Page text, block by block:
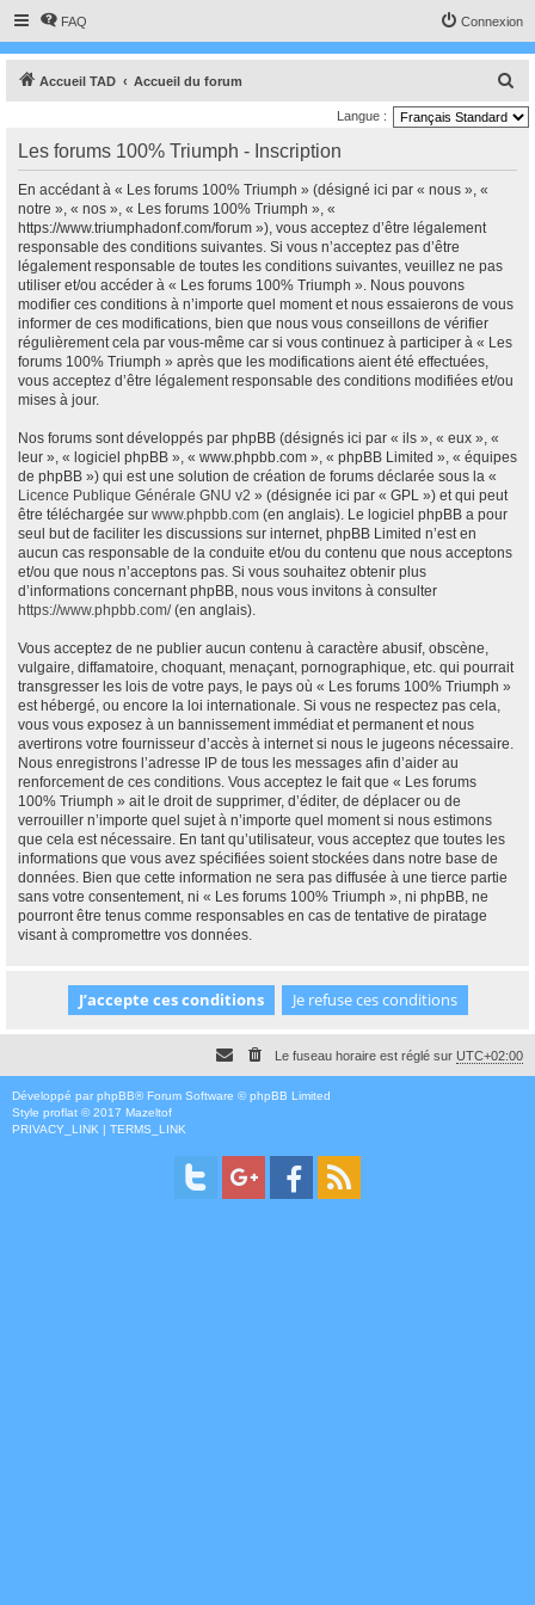
FAQ Connexion
Accueil TAD Accueil du forum
e
Langue :
Les forums 100% Triumph - Inscription
En accédant à « Les forums 100% Triumph » (désigné ici par « nous », «
notre », « nos », « Les forums 100% Triumph », «
https://www.triumphadonf.com/forum »), vous acceptez d’être légalement
responsable des conditions suivantes. Si vous n’acceptez pas d’être
légalement responsable de toutes les conditions suivantes, veuillez ne pas
utiliser et/ou accéder à « Les forums 100% Triumph ». Nous pouvons
modifier ces conditions à n’importe quel moment et nous essaierons de vous
informer de ces modifications, bien que nous vous conseillons de vérifier
régulièrement cela par vous-même car si vous continuez à participer à « Les
forums 100% Triumph » après que les modifications aient été effectuées,
vous acceptez d’être légalement responsable des conditions modifiées et/ou
mises à jour.
Nos forums sont développés par phpBB (désignés ici par « ils », « eux », «
leur », « logiciel phpBB », « www.phpbb.com », « phpBB Limited », « équipes
de phpBB ») qui est une solution de création de forums déclarée sous la «
Licence Publique Générale GNU v2 » (désignée ici par « GPL ») et qui peut
être téléchargée sur www.phpbb.com (en anglais). Le logiciel phpBB a pour
seul but de faciliter les discussions sur internet, phpBB Limited n’est en
aucun cas responsable de la conduite et/ou du contenu que nous acceptons
et/ou que nous n’acceptons pas. Si vous souhaitez obtenir plus
d’informations concernant phpBB, nous vous invitons à consulter
https://www.phpbb.com/(en anglais).
Vous acceptez de ne publier aucun contenu à caractère abusif, obscène,
vulgaire, diffamatoire, choquant, menaçant, pornographique, etc. qui pourrait
transgresser les lois de votre pays, le pays où « Les forums 100% Triumph »
est hébergé, ou encore la loi internationale. Si vous ne respectez pas cela,
vous vous exposez à un bannissement immédiat et permanent et nous
avertirons votre fournisseur d’accès à internet si nous le jugeons nécessaire.
Nous enregistrons l’adresse IP de tous les messages afin d’aider au
renforcement de ces conditions. Vous acceptez le fait que « Les forums
100% Triumph » ait le droit de supprimer, d’éditer, de déplacer ou de
verrouiller n’importe quel sujet à n’importe quel moment si nous estimons
que cela est nécessaire. En tant qu’utilisateur, vous acceptez que toutes les
informations que vous avez spécifiées soient stockées dans notre base de
données. Bien que cette information ne sera pas diffusée à une tierce partie
sans votre consentement, ni « Les forums 100% Triumph », ni phpBB, ne
pourront être tenus comme responsables en cas de tentative de piratage
visant à compromettre vos données.
Le fuseau horaire est réglé sur UTC+02:00
Développé par phpBB® Forum Software © phpBB Limited
Style proflat © 2017 Mazeltof
PRIVACY_LINK | TERMS_LINK